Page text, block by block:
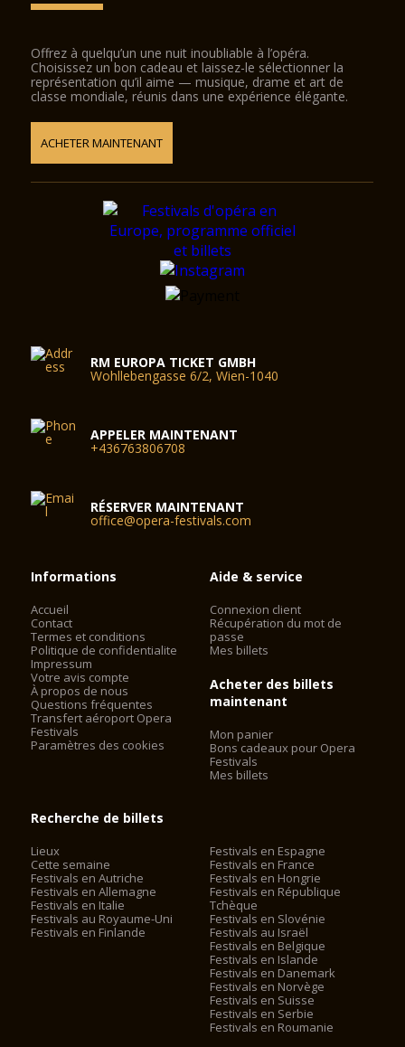
Offrez à quelqu’un une nuit inoubliable à l’opéra.
Choisissez un bon cadeau et laissez-le sélectionner la
représentation qu’il aime — musique, drame et art de
classe mondiale, réunis dans une expérience élégante.
ACHETER MAINTENANT
RM EUROPA TICKET GMBH
Wohllebengasse 6/2, Wien-1040
APPELER MAINTENANT
+436763806708
RÉSERVER MAINTENANT
office@opera-festivals.com
Informations
Accueil
Contact
Termes et conditions
Politique de confidentialite
Impressum
Votre avis compte
À propos de nous
Questions fréquentes
Transfert aéroport Opera
Festivals
Paramètres des cookies
Aide & service
Connexion client
Récupération du mot de
passe
Mes billets
Acheter des billets
maintenant
Mon panier
Bons cadeaux pour Opera
Festivals
Mes billets
Recherche de billets
Lieux
Cette semaine
Festivals en Autriche
Festivals en Allemagne
Festivals en Italie
Festivals au Royaume-Uni
Festivals en Finlande
Festivals en Espagne
Festivals en France
Festivals en Hongrie
Festivals en République
Tchèque
Festivals en Slovénie
Festivals au Israël
Festivals en Belgique
Festivals en Islande
Festivals en Danemark
Festivals en Norvège
Festivals en Suisse
Festivals en Serbie
Festivals en Roumanie